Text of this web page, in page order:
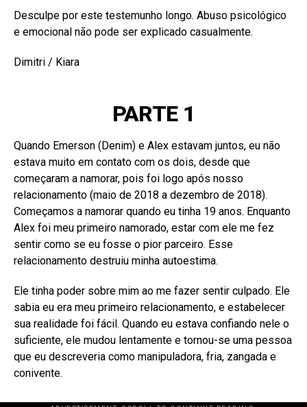
Desculpe por este testemunho longo. Abuso psicológico
e emocional não pode ser explicado casualmente.
Dimitri / Kiara
PARTE 1
Quando Emerson (Denim) e Alex estavam juntos, eu não
estava muito em contato com os dois, desde que
começaram a namorar, pois foi logo após nosso
relacionamento (maio de 2018 a dezembro de 2018).
Começamos a namorar quando eu tinha 19 anos. Enquanto
Alex foi meu primeiro namorado, estar com ele me fez
sentir como se eu fosse o pior parceiro. Esse
relacionamento destruiu minha autoestima.
Ele tinha poder sobre mim ao me fazer sentir culpado. Ele
sabia eu era meu primeiro relacionamento, e estabelecer
sua realidade foi fácil. Quando eu estava confiando nele o
suficiente, ele mudou lentamente e tornou-se uma pessoa
que eu descreveria como manipuladora, fria, zangada e
conivente.